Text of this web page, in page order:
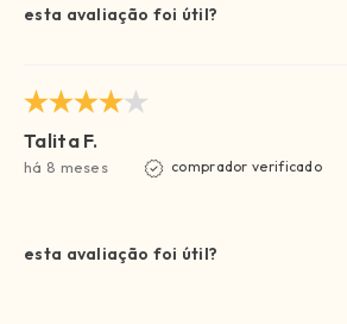
esta avaliação foi útil?
Talita F.
há 8 meses comprador verificado
esta avaliação foi útil?